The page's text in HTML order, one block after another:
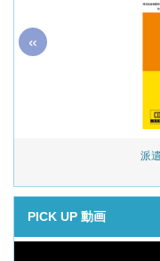
派
«
PICK UP 動画